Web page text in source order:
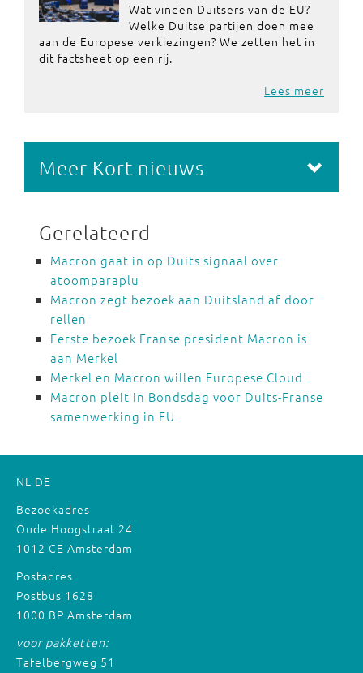
Wat vinden Duitsers van de EU?
Welke Duitse partijen doen mee
aan de Europese verkiezingen? We zetten het in
dit factsheet op een rij.
Lees meer
Meer Kort nieuws
Gerelateerd
Macron gaat in op Duits signaal over
atoomparaplu
Macron zegt bezoek aan Duitsland af door
rellen
Eerste bezoek Franse president Macron is
aan Merkel
Merkel en Macron willen Europese Cloud
Macron pleit in Bondsdag voor Duits-Franse
samenwerking in EU
NL DE
Bezoekadres
Oude Hoogstraat 24
1012 CE Amsterdam
Postadres
Postbus 1628
1000 BP Amsterdam
voor pakketten:
Tafelbergweg 51